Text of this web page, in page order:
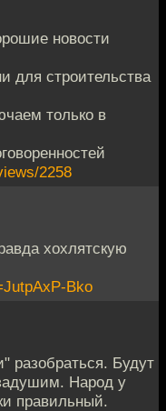
новости
для строительства
только в
2258
хохлятскую
Bko
разобраться. Будут
Народ у
правильный.